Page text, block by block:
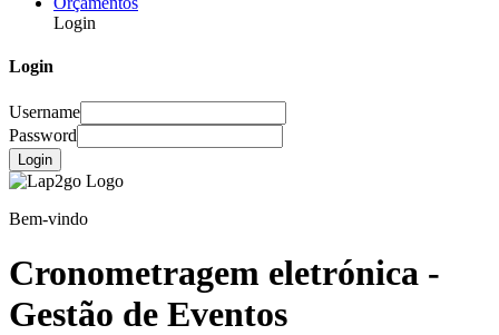
Login
Login
Username
Password
Login
Bem-vindo
Cronometragem eletrónica -
Gestão de Eventos